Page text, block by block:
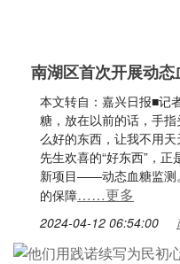
南湖区首次开展动态
本文转自：嘉兴日报■记
糖，放在以前的话，手
么好的东西，让我不用
先生欢喜的“好东西”，
新项目——动态血糖监测
的保障……更多
2024-04-12 06:54:00